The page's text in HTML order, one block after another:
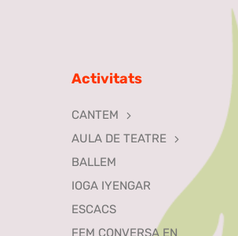
Activitats
CANTEM
AULA DE TEATRE
BALLEM
IOGA IYENGAR
ESCACS
FEM CONVERSA EN